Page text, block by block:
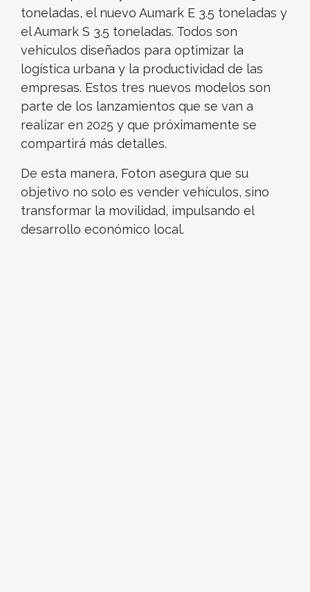
toneladas, el nuevo Aumark E 3.5 toneladas y
el Aumark S 3.5 toneladas. Todos son
vehículos diseñados para optimizar la
logística urbana y la productividad de las
empresas. Estos tres nuevos modelos son
parte de los lanzamientos que se van a
realizar en 2025 y que próximamente se
compartirá más detalles.
De esta manera, Foton asegura que su
objetivo no solo es vender vehículos, sino
transformar la movilidad, impulsando el
desarrollo económico local.